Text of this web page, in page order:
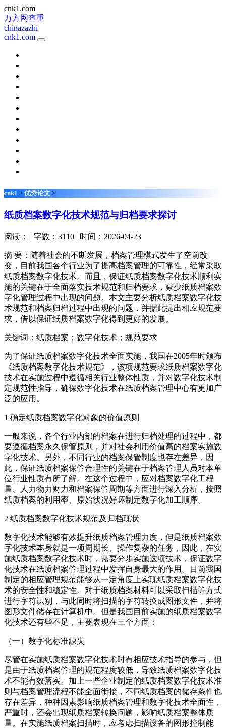
cnk1.com
万方网查重
chinazazhi
cnk1.com
cnk1 > 优秀论文 >
纸质档案数字化技术规范与归档要求探讨
阅读： | 字数：3110 | 时间：2026-04-23
摘 要：随着社会的不断发展，档案管理模式发生了空前改
变，目前我国各个行业为了提高档案管理的可靠性，经常采取
纸质档案数字化技术。而且，保证纸质档案数字化技术顺利实
施的关键在于全面落实技术规范和归档要求，减少纸质档案数
字化管理过程中出现的问题。本文主要分析纸质档案数字化技
术规范和档案归档过程中出现的问题，并据此提出相应规范要
求，借以保证纸质档案数字化得到更好的发展。
关键词：纸质档案；数字化技术；规范要求
为了保证纸质档案数字化技术全面实施，我国在2005年时颁布
《纸质档案数字化技术规范》，该项规范要求纸质档案数字化
技术在实施过程中遵循相关行业整体性质，并对数字化技术制
定规范性指导，确保数字化技术在纸质档案管理中心有更加广
泛的应用。
1 确定纸质档案数字化对象的价值原则
一般来说，各个行业内部的档案在进行归档处理的过程中，都
要遵循档案永久保管原则，并对社会利用价值高的档案实施数
字化技术。另外，不同行业的档案保管制度也存在差异，因
此，保证纸质档案保管合理性的关键在于档案管理人员对本单
位行业性质有所了解。在这个过程中，应对档案数字化工程
量、人力物力财力和档案保管周期等方面进行深入分析，按照
纸质档案的利用率、原始状况好坏制定数字化加工顺序。
2 纸质档案数字化技术规范及归档现状
数字化技术能够有效提升纸质档案管理力度，但是纸质档案数
字化技术本身就是一项周期长、操作复杂的任务，因此，在实
施纸质档案数字化技术时，需要分步实施这项技术，保证数字
化技术在纸质档案管理过程中发挥自身最大的作用。目前我国
制定的相应管理规范能够从一定角度上实现纸质档案数字化技
术的安全性和稳定性。对于纸质档案材料可以采取扫描等方式
进行字符识别，与此同时将扫描的字符转换成图形文件，并将
图形文件储存在计算机中。但是我国目前实施的纸质档案数字
化技术还有些不足，主要表现在三个方面：
（一）数字化标准缺失
尽管在实施纸质档案数字化技术时有相应技术指导的参与，但
是由于纸质档案管理的规范程度较低，导致纸质档案数字化技
术不能有效落实。加上一些企业制定的纸质档案数字化技术准
则与档案管理流程不能全面衔接，不同纸质档案的储存条件也
存在差异，种种因素影响纸质档案管理和数字化技术全面性，
严重时，还会出现纸质档案转换问题，影响纸质档案整体质
量。在实施纸质档案扫描时，应考虑扫描设备的图形控制能